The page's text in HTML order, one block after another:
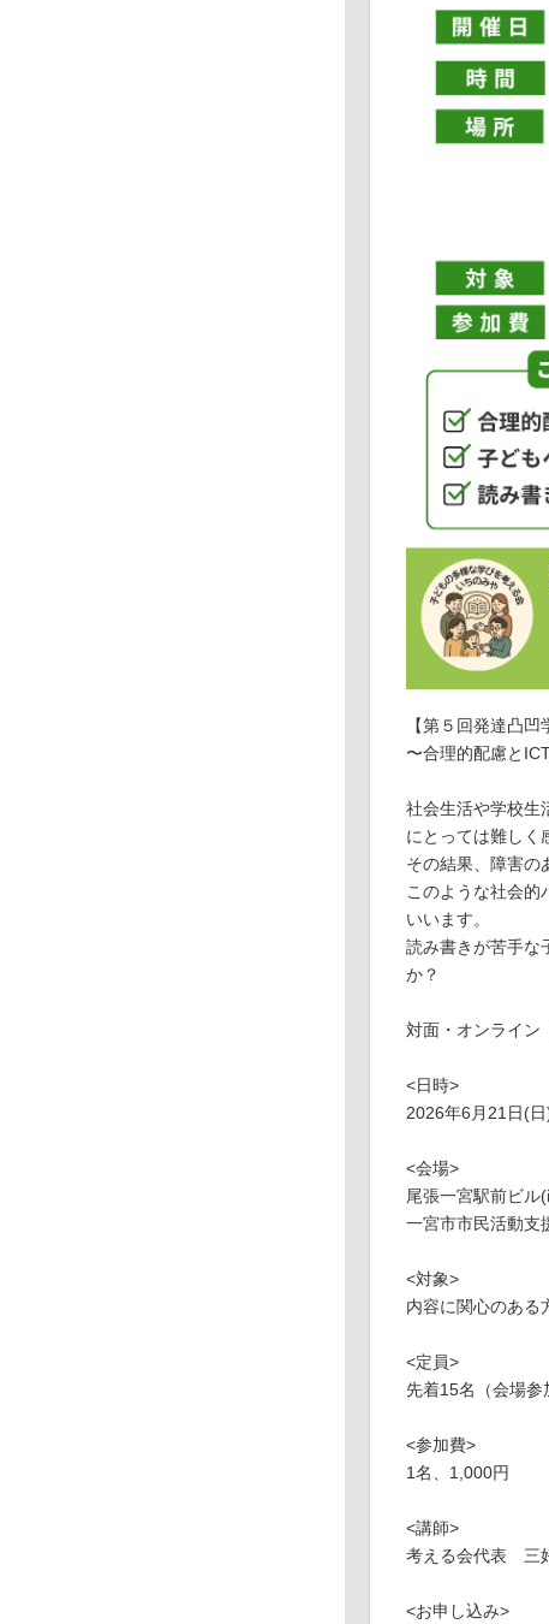
【第５回発達凸凹
〜合理的配慮と
社会生活や学校生
にとっては難しく
その結果、障害の
このような社会的
いいます。
読み書きが苦手な
か？
対面・オンライン
<日時>
2026年6月21日(
<会場>
尾張一宮駅前ビル
一宮市市民活動支
<対象>
内容に関心のある
<定員>
先着15名（会場参
<参加費>
1名、1,000円
<講師>
考える会代表 三
<お申し込み>